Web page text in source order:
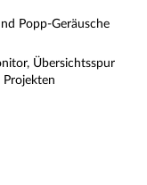
Popp-Geräusche
Übersichtsspur
Projekten